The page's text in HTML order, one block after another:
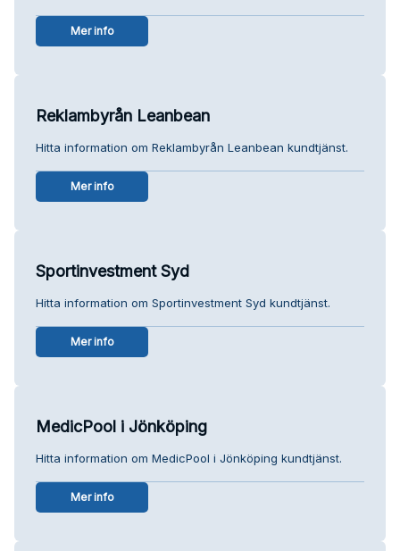
Mer info
Reklambyrån Leanbean
Hitta information om Reklambyrån Leanbean kundtjänst.
Mer info
Sportinvestment Syd
Hitta information om Sportinvestment Syd kundtjänst.
Mer info
MedicPool i Jönköping
Hitta information om MedicPool i Jönköping kundtjänst.
Mer info